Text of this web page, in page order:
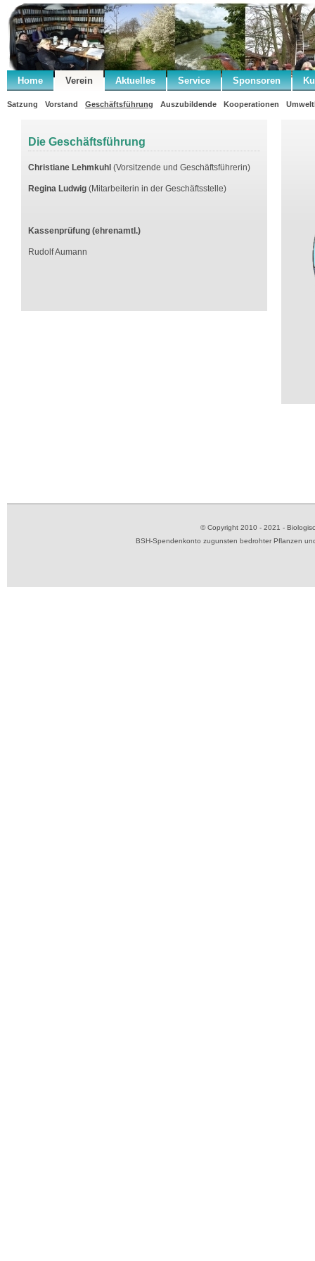
Home Verein Aktuelles Service Sponsoren
Satzung Vorstand Geschäftsführung Auszubildende Kooperationen
Die Geschäftsführung
Christiane Lehmkuhl (Vorsitzende und Geschäftsführerin)
Regina Ludwig (Mitarbeiterin in der Geschäftsstelle)
Kassenprüfung (ehrenamtl.)
Rudolf Aumann
© Copyright 2010 - 2021 -
BSH-Spendenkonto zugunsten bedrohter Pflanzen